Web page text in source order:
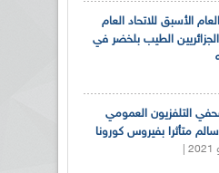
الأسبق للاتحاد العام
الطيب بلخضر في
التلفزيون العمومي
متأثرا بفيروس كورونا